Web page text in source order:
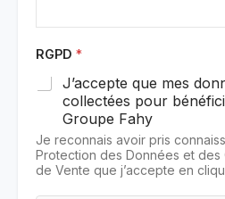
RGPD *
J’accepte que mes
collectées pour
Groupe Fahy
Je reconnais avoir pris
Protection des Données et des
de Vente que j’accepte en